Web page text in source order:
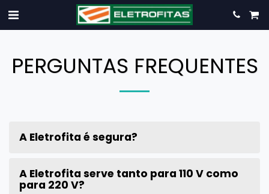
PERGUNTAS FREQUENTES
A Eletrofita é segura?
A Eletrofita serve tanto para 110 V como
para 220 V?